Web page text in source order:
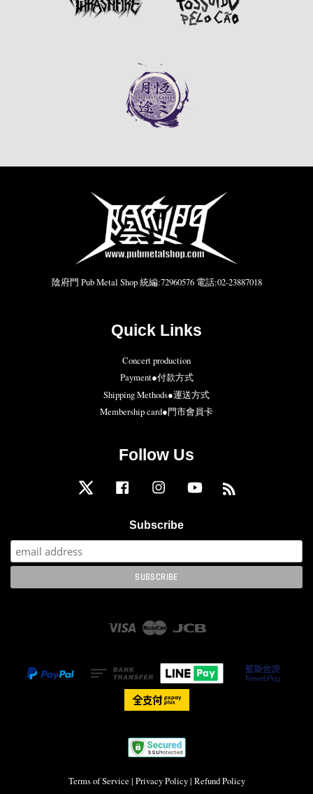
陰府門 Pub Metal Shop 統編:72960576 電話:02-23887018
Quick Links
Concert production
Payment●付款方式
Shipping Methods●運送方式
Membership card●門市會員卡
Follow Us
Twitter Facebook Instagram YouTube
Subscribe
Visa Master
Terms of Service | Privacy Policy| Refund Policy